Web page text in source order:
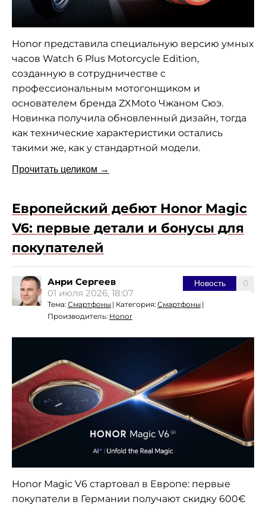
Honor представила специальную версию умных
часов Watch 6 Plus Motorcycle Edition,
созданную в сотрудничестве с
профессиональным мотогонщиком и
основателем бренда ZXMoto Чжаном Сюэ.
Новинка получила обновленный дизайн, тогда
как технические характеристики остались
такими же, как у стандартной модели.
Прочитать целиком →
Европейский дебют Honor Magic
V6: первые детали и бонусы для
покупателей
0
Новость
Анри Сергеев
01 июля 2026, 18:07
Тема: Смартфоны | Категория: Смартфоны |
Производитель: Honor
Honor Magic V6 стартовал в Европе: первые
покупатели в Германии получают скидку 600€